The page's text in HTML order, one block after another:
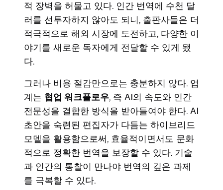
적 장벽을 허물고 있다. 인간 번역에 수천 달
러를 선투자하지 않아도 되니, 출판사들은 더
적극적으로 해외 시장에 도전하고, 다양한 이
야기를 새로운 독자에게 전달할 수 있게 됐
다.
그러나 비용 절감만으로는 충분하지 않다. 업
계는 협업 워크플로우, 즉 AI의 속도와 인간
전문성을 결합한 방식을 받아들여야 한다. AI
초안을 숙련된 편집자가 다듬는 하이브리드
모델을 활용함으로써, 효율적이면서도 문화
적으로 정확한 번역을 보장할 수 있다. 기술
과 인간의 통찰이 만나야 번역의 깊은 과제
를 극복할 수 있다.